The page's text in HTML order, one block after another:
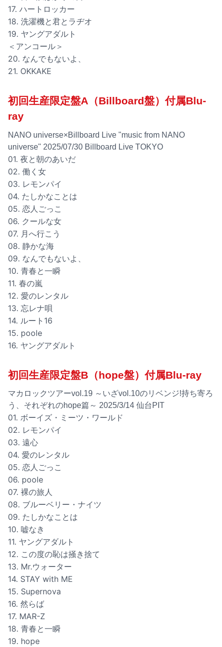
17. ハートロッカー
18. 洗濯機と君とラヂオ
19. ヤングアダルト
＜アンコール＞
20. なんでもないよ、
21. OKKAKE
初回生産限定盤A（Billboard盤）付属Blu-
ray
NANO universe×Billboard Live "music from NANO
universe" 2025/07/30 Billboard Live TOKYO
01. 夜と朝のあいだ
02. 働く女
03. レモンパイ
04. たしかなことは
05. 恋人ごっこ
06. クールな女
07. 月へ行こう
08. 静かな海
09. なんでもないよ、
10. 青春と一瞬
11. 春の嵐
12. 愛のレンタル
13. 忘レナ唄
14. ルート16
15. poole
16. ヤングアダルト
初回生産限定盤B（hope盤）付属Blu-ray
マカロックツアーvol.19 ～いざvol.10のリベンジ!持ち寄ろ
う、それぞれのhope篇～ 2025/3/14 仙台PIT
01. ボーイズ・ミーツ・ワールド
02. レモンパイ
03. 遠心
04. 愛のレンタル
05. 恋人ごっこ
06. poole
07. 裸の旅人
08. ブルーベリー・ナイツ
09. たしかなことは
10. 嘘なき
11. ヤングアダルト
12. この度の恥は掻き捨て
13. Mr.ウォーター
14. STAY with ME
15. Supernova
16. 然らば
17. MAR-Z
18. 青春と一瞬
19. hope